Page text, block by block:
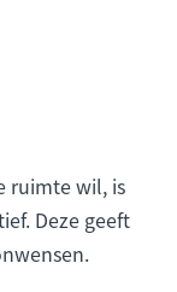
ruimte wil, is
Deze geeft